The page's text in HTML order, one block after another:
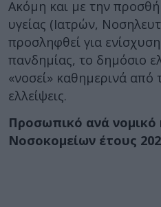
Ακόμη και με την
υγείας (Ιατρών,
προσληφθεί για
πανδημίας, το δημόσιο
«νοσεί» καθημερινά από
ελλείψεις.
Προσωπικό ανά
Νοσοκομείων έτους